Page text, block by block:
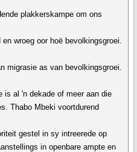
plakkerskampe om ons
wroeg oor hoë bevolkingsgroei.
migrasie as van bevolkingsgroei.
is al 'n dekade of meer aan die
Thabo Mbeki voortdurend
gestel in sy intreerede op
in openbare ampte en